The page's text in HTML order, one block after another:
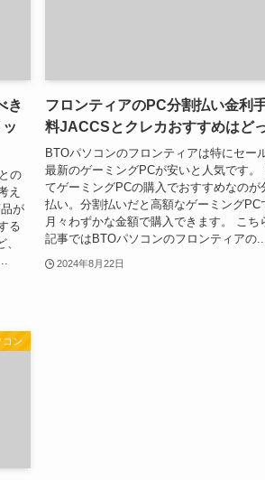
き
の
え
が
る
フロンティアのPC分割払い金利
料JACCSとクレカおすすめはど
BTOパソコンのフロンティアは特にセー
最新のゲーミングPCが安いと人気です。
てゲーミングPCの購入でおすすめなのが
払い。分割払いだと高額なゲーミングPC
月々わずかな金額で購入できます。 こち
記事ではBTOパソコンのフロンティアの...
2024年8月22日
コン